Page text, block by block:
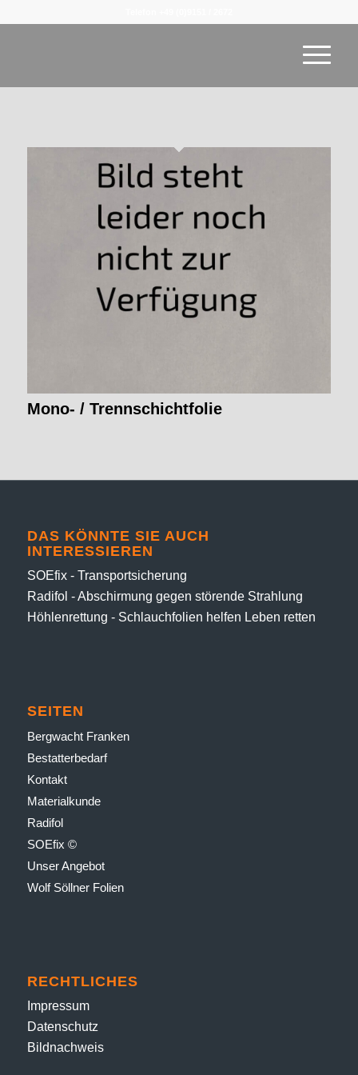
Mono- / Trenn­schicht­folie
DAS KÖNNTE SIE AUCH
INTERESSIEREN
SOEfix - Transportsicherung
Radifol - Abschirmung gegen störende Strahlung
Höhlenrettung - Schlauchfolien helfen Leben retten
SEITEN
Bergwacht Franken
Bestatter­bedarf
Kontakt
Material­kunde
Radifol
SOEfix ©
Unser Angebot
Wolf Söllner Folien
RECHTLICHES
Impressum
Datenschutz
Bildnachweis